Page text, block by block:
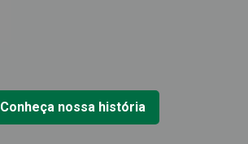
Conheça nossa história